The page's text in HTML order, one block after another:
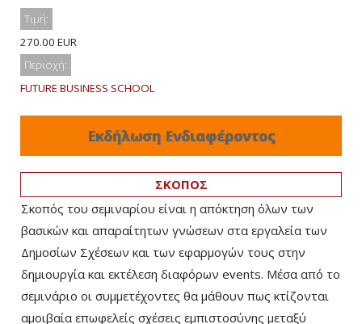
Τιμή:
270.00 EUR
Περιοχή:
FUTURE BUSINESS SCHOOL
Εκδήλωση Ενδιαφέροντος
ΣΚΟΠΟΣ
Σκοπός του σεμιναρίου είναι η απόκτηση όλων των
βασικών και απαραίτητων γνώσεων στα εργαλεία των
Δημοσίων Σχέσεων και των εφαρμογών τους στην
δημιουργία και εκτέλεση διαφόρων events. Mέσα από το
σεμινάριο οι συμμετέχοντες θα μάθουν πως κτίζονται
αμοιβαία επωφελείς σχέσεις εμπιστοσύνης μεταξύ